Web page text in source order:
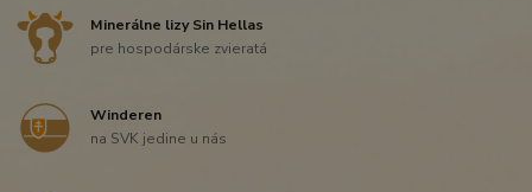
Minerálne lizy Sin Hellas
pre hospodárske zvieratá
Winderen
na SVK jedine u nás